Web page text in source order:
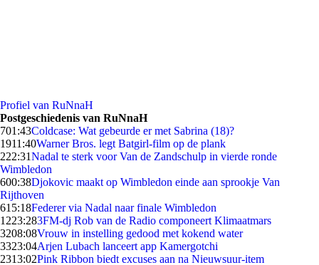
Profiel van RuNnaH
Postgeschiedenis van RuNnaH
701:43Coldcase: Wat gebeurde er met Sabrina (18)?
1911:40Warner Bros. legt Batgirl-film op de plank
222:31Nadal te sterk voor Van de Zandschulp in vierde ronde
Wimbledon
600:38Djokovic maakt op Wimbledon einde aan sprookje Van
Rijthoven
615:18Federer via Nadal naar finale Wimbledon
1223:283FM-dj Rob van de Radio componeert Klimaatmars
3208:08Vrouw in instelling gedood met kokend water
3323:04Arjen Lubach lanceert app Kamergotchi
2313:02Pink Ribbon biedt excuses aan na Nieuwsuur-item